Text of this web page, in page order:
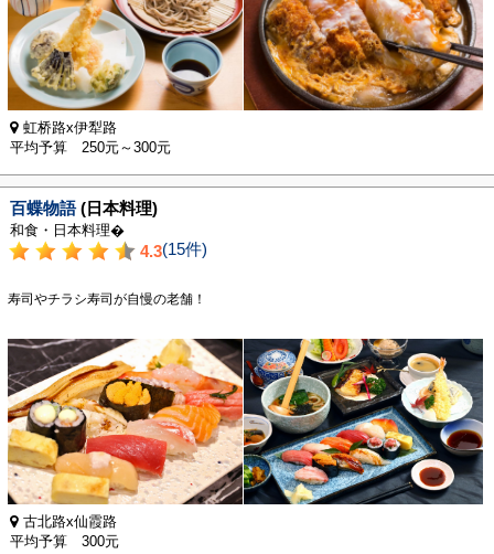
虹桥路x伊犁路
平均予算 250元～300元
百蝶物語 (日本料理)
和食・日本料理�
4.3(15件)
寿司やチラシ寿司が自慢の老舗！
古北路x仙霞路
平均予算 300元